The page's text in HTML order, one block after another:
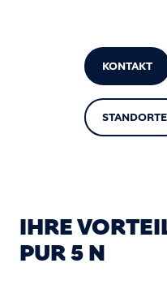
KONTAKT
STANDORTE
IHRE
PUR 5 N